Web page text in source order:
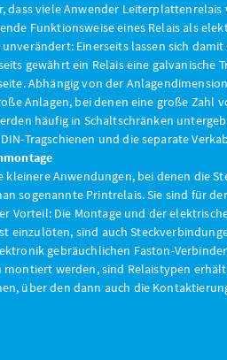
dass viele Anwender Leiterplattenrelais
Funktionsweise eines Relais als
Einerseits lassen sich
gewährt ein Relais eine galvanische
Abhängig von der
Anlagen, bei denen eine große Zahl
häufig in Schaltschränken
Tragschienen und die separate
kleinere Anwendungen, bei denen die
sogenannte Printrelais. Sie sind für
Vorteil: Die Montage und der
einzulöten, sind auch
gebräuchlichen Faston-
montiert werden, sind Relaistypen
über den dann auch die